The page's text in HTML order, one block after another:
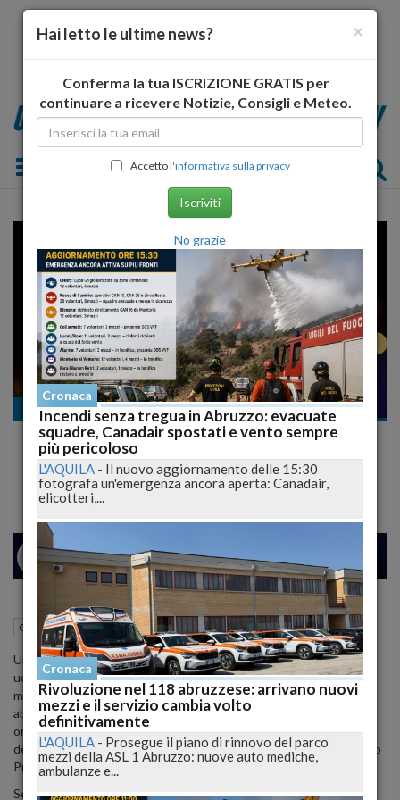
Toggle navigation
Cronaca nera
Tragedia a Pescara: Omicidio al Culmine di
una Lite, Fermato il Presunto Assassino
MILANO 24
Cronaca nera Pescara (PE) 05 Gennaio 2024 11:55
Una violenta lite condominiale ha portato alla tragica morte di un
uomo di 44 anni originario del Bangladesh, Absal Houssain, colpito
mortalmente da diverse coltellate ieri a Pescara, di fronte alla sua
abitazione in via Gran Sasso. Il presunto responsabile di questo
omicidio, un uomo di 63 anni originario del Marocco e vicino di casa
della vittima, è stato fermato in serata dai Carabinieri del Comando
Provinciale di Pescara.
Secondo quanto emerso dalle prime indagini condotte dagli
×
Hai letto le ultime news?
Conferma la tua ISCRIZIONE GRATIS per
continuare a ricevere Notizie, Consigli e Meteo.
Accettol'informativa sulla privacy
Iscriviti
No grazie
Cronaca
Incendi senza tregua in Abruzzo: evacuate
squadre, Canadair spostati e vento sempre
più pericoloso
L'AQUILA - Il nuovo aggiornamento delle 15:30
fotografa un'emergenza ancora aperta: Canadair,
elicotteri,...
Cronaca
Rivoluzione nel 118 abruzzese: arrivano nuovi
mezzi e il servizio cambia volto
definitivamente
L'AQUILA - Prosegue il piano di rinnovo del parco
mezzi della ASL 1 Abruzzo: nuove auto mediche,
ambulanze e...